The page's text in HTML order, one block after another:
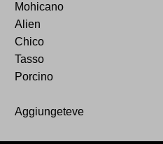
Mohicano
Alien
Chico
Tasso
Porcino
Aggiungeteve